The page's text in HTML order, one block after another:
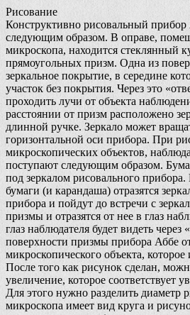
Рисование
Конструктивно рисовальный прибор
следующим образом. В оправе,
микроскопа, находится стеклянный
прямоугольных призм. Одна из
зеркальное покрытие, в середине
участок без покрытия. Через это
проходить лучи от объекта
расстоянии от призм расположено
длинной ручке. Зеркало может
горизонтальной оси прибора. При
микроскопических объектов,
поступают следующим образом.
под зеркалом рисовального
бумаги (и карандаша) отразятся
прибора и пойдут до встречи с
призмы и отразятся от нее в глаз
глаз наблюдателя будет видеть через
поверхности призмы прибора Аббе
микроскопического объекта,
После того как рисунок сделан,
увеличение, которое соответствует
Для этого нужно разделить диаметр
микроскопа имеет вид круга и